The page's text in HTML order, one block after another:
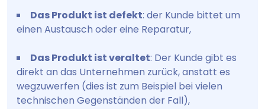
Das Produkt ist defekt: der Kunde bittet um
einen Austausch oder eine Reparatur,
Das Produkt ist veraltet: Der Kunde gibt es
direkt an das Unternehmen zurück, anstatt es
wegzuwerfen (dies ist zum Beispiel bei vielen
technischen Gegenständen der Fall),